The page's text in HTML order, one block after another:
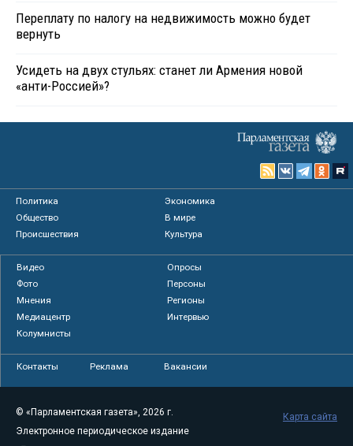
Переплату по налогу на недвижимость можно будет
вернуть
Усидеть на двух стульях: станет ли Армения новой
«анти-Россией»?
Политика
Экономика
Общество
В мире
Происшествия
Культура
Видео
Опросы
Фото
Персоны
Мнения
Регионы
Медиацентр
Интервью
Колумнисты
Контакты Реклама Вакансии
© «Парламентская газета», 2026 г.
Электронное периодическое издание
Карта сайта